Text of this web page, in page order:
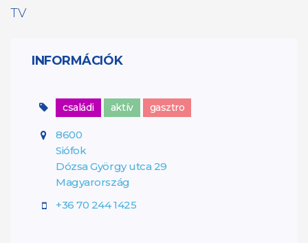
TV
INFORMÁCIÓK
családi aktív gasztro
8600
Siófok
Dózsa György utca 29
Magyarország
+36 70 244 1425